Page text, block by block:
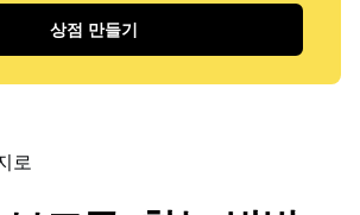
상점 만들기
로